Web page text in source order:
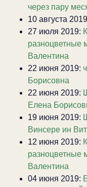
через пару
10 августа
27 июля 2019:
разноцветные
Валентина
22 июня 2019:
Борисовна
22 июня 2019:
Елена
19 июня 2019:
Винсере ин
12 июня 2019:
разноцветные
Валентина
04 июня 2019: